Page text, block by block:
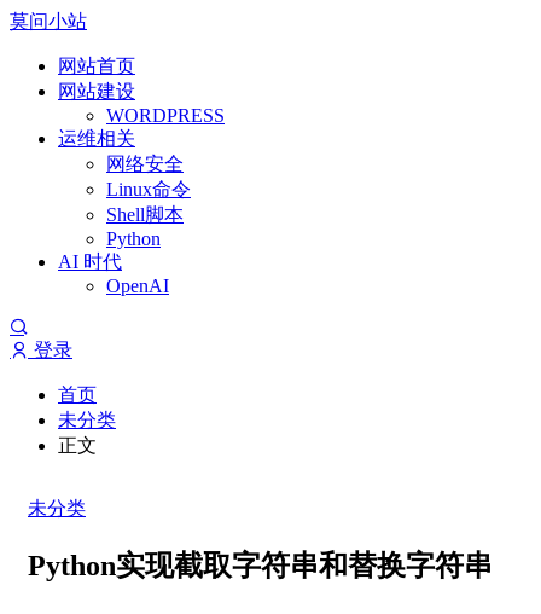
莫问小站
网站首页
网站建设
WORDPRESS
运维相关
网络安全
Linux命令
Shell脚本
Python
AI 时代
OpenAI
登录
首页
未分类
正文
未分类
Python实现截取字符串和替换字符串